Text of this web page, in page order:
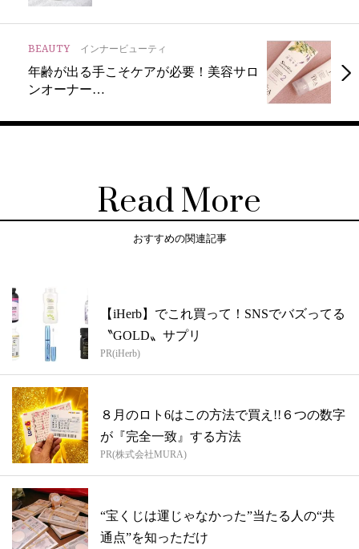
BEAUTY インナービューティ
年齢が出る手こそケアが必要！美容サロ
ンオーナー…
Read More
おすすめの関連記事
【iHerb】でこれ買って！SNSでバズってる
〝GOLD〟サプリ
PR(iHerb)
８月のロト6はこの方法で買え!!６つの数字
が『完全一致』する方法
PR(株式会社MURA)
“宝くじは運じゃなかった”当たる人の“共
通点”を知っただけ